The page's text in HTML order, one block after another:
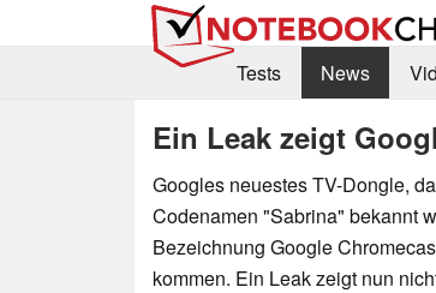
Tests
News
Ein Leak zeigt
Googles neuestes TV-Dongle,
Codenamen "Sabrina" bekannt
Bezeichnung Google
kommen. Ein Leak zeigt nun